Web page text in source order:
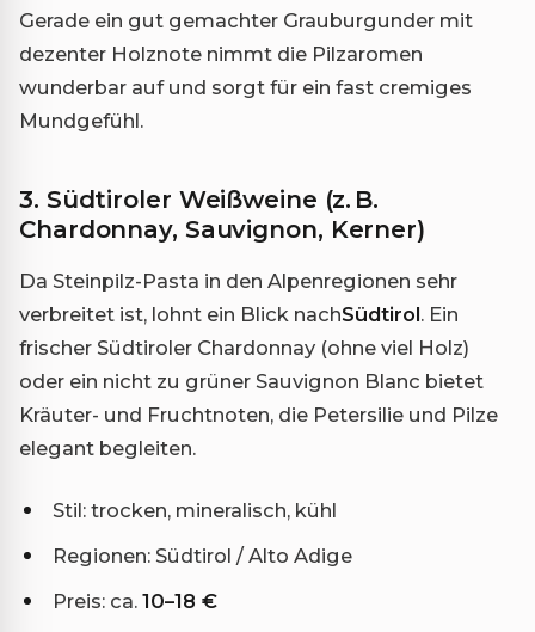
Gerade ein gut gemachter Grauburgunder mit
dezenter Holznote nimmt die Pilzaromen
wunderbar auf und sorgt für ein fast cremiges
Mundgefühl.
3. Südtiroler Weißweine (z. B.
Chardonnay, Sauvignon, Kerner)
Da Steinpilz-Pasta in den Alpenregionen sehr
verbreitet ist, lohnt ein Blick nachSüdtirol. Ein
frischer Südtiroler Chardonnay (ohne viel Holz)
oder ein nicht zu grüner Sauvignon Blanc bietet
Kräuter- und Fruchtnoten, die Petersilie und Pilze
elegant begleiten.
Stil: trocken, mineralisch, kühl
Regionen: Südtirol / Alto Adige
Preis: ca. 10–18 €